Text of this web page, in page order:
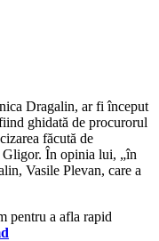
Dragalin, ar fi început
ghidată de procurorul
făcută de
Gligor. În opinia lui, „în
Vasile Plevan, care a
pentru a afla rapid